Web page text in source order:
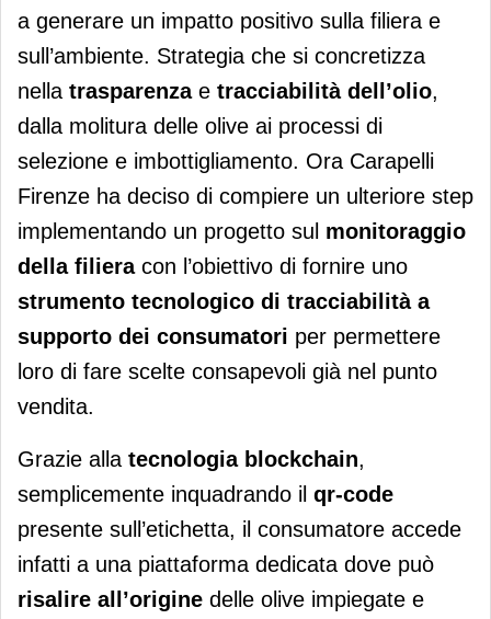
a generare un impatto positivo sulla filiera e
sull’ambiente. Strategia che si concretizza
nella trasparenza e tracciabilità dell’olio,
dalla molitura delle olive ai processi di
selezione e imbottigliamento. Ora Carapelli
Firenze ha deciso di compiere un ulteriore step
implementando un progetto sul monitoraggio
della filiera con l’obiettivo di fornire uno
strumento tecnologico di tracciabilità a
supporto dei consumatori per permettere
loro di fare scelte consapevoli già nel punto
vendita.
Grazie alla tecnologia blockchain,
semplicemente inquadrando il qr-code
presente sull’etichetta, il consumatore accede
infatti a una piattaforma dedicata dove può
risalire all’origine delle olive impiegate e